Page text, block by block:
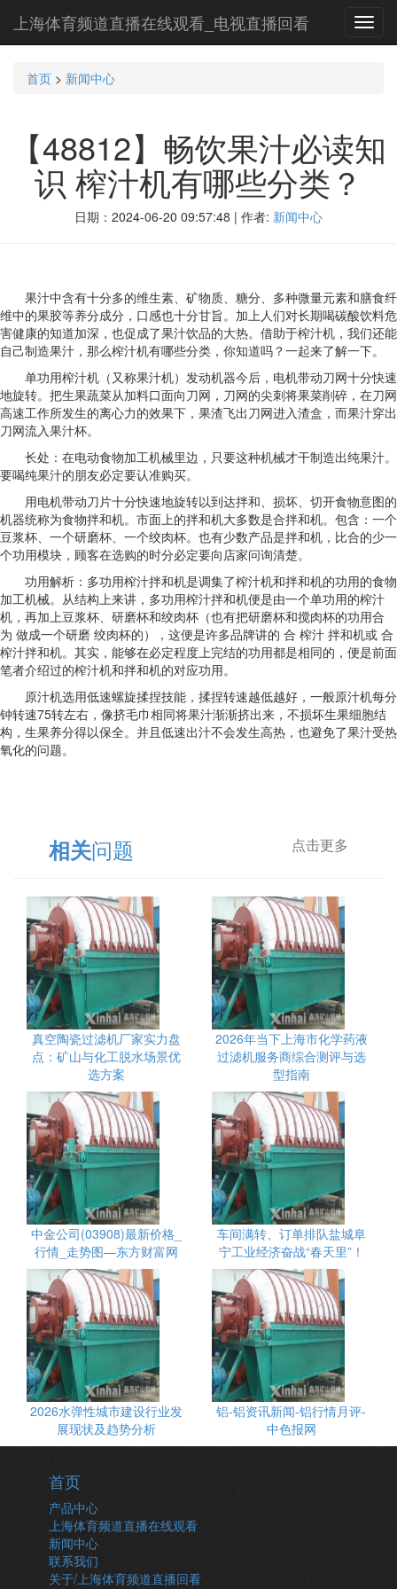
上海体育频道直播在线观看_电视直播回看
首页 > 新闻中心
【48812】畅饮果汁必读知
识 榨汁机有哪些分类？
日期：2024-06-20 09:57:48 | 作者: 新闻中心
果汁中含有十分多的维生素、矿物质、糖分、多种微量元素和膳食纤
维中的果胶等养分成分，口感也十分甘旨。加上人们对长期喝碳酸饮料危
害健康的知道加深，也促成了果汁饮品的大热。借助于榨汁机，我们还能
自己制造果汁，那么榨汁机有哪些分类，你知道吗？一起来了解一下。
单功用榨汁机（又称果汁机）发动机器今后，电机带动刀网十分快速
地旋转。把生果蔬菜从加料口面向刀网，刀网的尖刺将果菜削碎，在刀网
高速工作所发生的离心力的效果下，果渣飞出刀网进入渣盒，而果汁穿出
刀网流入果汁杯。
长处：在电动食物加工机械里边，只要这种机械才干制造出纯果汁。
要喝纯果汁的朋友必定要认准购买。
用电机带动刀片十分快速地旋转以到达拌和、损坏、切开食物意图的
机器统称为食物拌和机。市面上的拌和机大多数是合拌和机。包含：一个
豆浆杯、一个研磨杯、一个绞肉杯。也有少数产品是拌和机，比合的少一
个功用模块，顾客在选购的时分必定要向店家问询清楚。
功用解析：多功用榨汁拌和机是调集了榨汁机和拌和机的功用的食物
加工机械。从结构上来讲，多功用榨汁拌和机便是由一个单功用的榨汁
机，再加上豆浆杯、研磨杯和绞肉杯（也有把研磨杯和搅肉杯的功用合
为 做成一个研磨 绞肉杯的），这便是许多品牌讲的 合 榨汁 拌和机或 合
榨汁拌和机。其实，能够在必定程度上完结的功用都是相同的，便是前面
笔者介绍过的榨汁机和拌和机的对应功用。
原汁机选用低速螺旋揉捏技能，揉捏转速越低越好，一般原汁机每分
钟转速75转左右，像挤毛巾相同将果汁渐渐挤出来，不损坏生果细胞结
构，生果养分得以保全。并且低速出汁不会发生高热，也避免了果汁受热
氧化的问题。
相关问题 点击更多
真空陶瓷过滤机厂家实力盘
点：矿山与化工脱水场景优
选方案
2026年当下上海市化学药液
过滤机服务商综合测评与选
型指南
中金公司(03908)最新价格_
行情_走势图—东方财富网
车间满转、订单排队盐城阜
宁工业经济奋战“春天里”！
2026水弹性城市建设行业发
展现状及趋势分析
铝-铝资讯新闻-铝行情月评-
中色报网
首页
产品中心
上海体育频道直播在线观看
新闻中心
联系我们
关于/上海体育频道直播回看